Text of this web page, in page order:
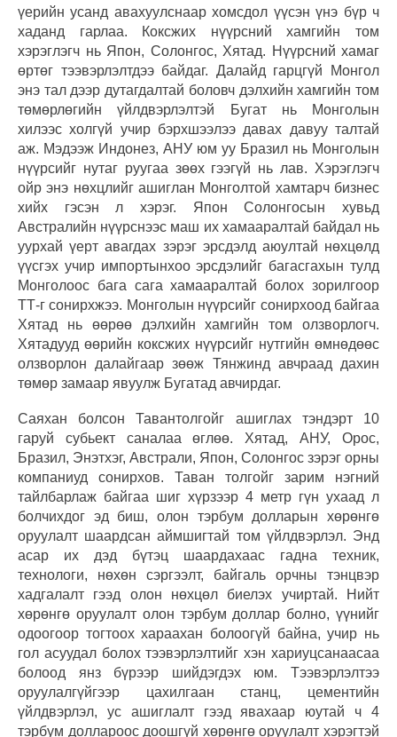
үерийн усанд авахуулснаар хомсдол үүсэн үнэ бүр ч
хаданд гарлаа. Коксжих нүүрсний хамгийн том
хэрэглэгч нь Япон, Солонгос, Хятад. Нүүрсний хамаг
өртөг тээвэрлэлтдээ байдаг. Далайд гарцгүй Монгол
энэ тал дээр дутагдалтай боловч дэлхийн хамгийн том
төмөрлөгийн үйлдвэрлэлтэй Бугат нь Монголын
хилээс холгүй учир бэрхшээлээ давах давуу талтай
аж. Мэдээж Индонез, АНУ юм уу Бразил нь Монголын
нүүрсийг нутаг руугаа зөөх гээгүй нь лав. Хэрэглэгч
ойр энэ нөхцлийг ашиглан Монголтой хамтарч бизнес
хийх гэсэн л хэрэг. Япон Солонгосын хувьд
Австралийн нүүрснээс маш их хамааралтай байдал нь
уурхай үерт авагдах зэрэг эрсдэлд аюултай нөхцөлд
үүсгэх учир импортынхоо эрсдэлийг багасгахын тулд
Монголоос бага сага хамааралтай болох зорилгоор
ТТ-г сонирхжээ. Монголын нүүрсийг сонирхоод байгаа
Хятад нь өөрөө дэлхийн хамгийн том олзворлогч.
Хятадууд өөрийн коксжих нүүрсийг нутгийн өмнөдөөс
олзворлон далайгаар зөөж Тянжинд авчраад дахин
төмөр замаар явуулж Бугатад авчирдаг.
Саяхан болсон Тавантолгойг ашиглах тэндэрт 10
гаруй субьект саналаа өглөө. Хятад, АНУ, Орос,
Бразил, Энэтхэг, Австрали, Япон, Солонгос зэрэг орны
компаниуд сонирхов. Таван толгойг зарим нэгний
тайлбарлаж байгаа шиг хүрзээр 4 метр гүн ухаад л
болчихдог эд биш, олон тэрбум долларын хөрөнгө
оруулалт шаардсан аймшигтай том үйлдвэрлэл. Энд
асар их дэд бүтэц шаардахаас гадна техник,
технологи, нөхөн сэргээлт, байгаль орчны тэнцвэр
хадгалалт гээд олон нөхцөл биелэх учиртай. Нийт
хөрөнгө оруулалт олон тэрбум доллар болно, үүнийг
одоогоор тогтоох хараахан болоогүй байна, учир нь
гол асуудал болох тээвэрлэлтийг хэн хариуцсанаасаа
болоод янз бүрээр шийдэгдэх юм. Тээвэрлэлтээ
оруулалгүйгээр цахилгаан станц, цементийн
үйлдвэрлэл, ус ашиглалт гээд явахаар юутай ч 4
тэрбум доллароос доошгүй хөрөнгө оруулалт хэрэгтэй